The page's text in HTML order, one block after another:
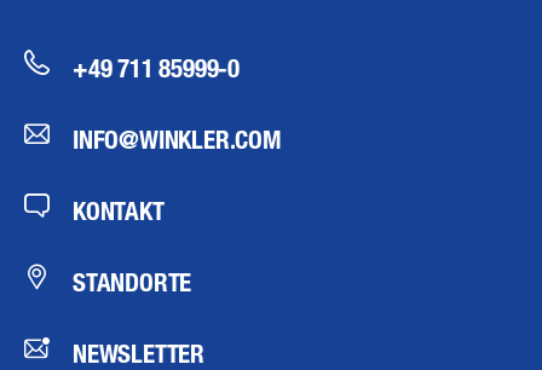
+49 711 85999-0
INFO@WINKLER.COM
KONTAKT
STANDORTE
NEWSLETTER